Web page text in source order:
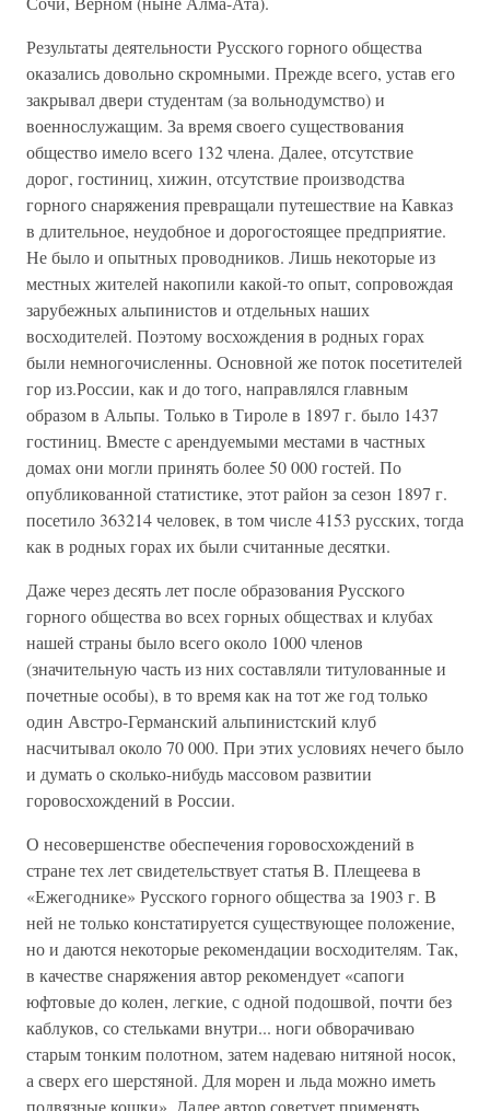
Результаты деятельности Русского горного общества
оказались довольно скромными. Прежде всего, устав его
закрывал двери студентам (за вольнодумство) и
военнослужащим. За время своего существования
общество имело всего 132 члена. Далее, отсутствие
дорог, гостиниц, хижин, отсутствие производства
горного снаряжения превращали путешествие на Кавказ
в длительное, неудобное и дорогостоящее предприятие.
Не было и опытных проводников. Лишь некоторые из
местных жителей накопили какой-то опыт, сопровождая
зарубежных альпинистов и отдельных наших
восходителей. Поэтому восхождения в родных горах
были немногочисленны. Основной же поток посетителей
гор из.России, как и до того, направлялся главным
образом в Альпы. Только в Тироле в 1897 г. было 1437
гостиниц. Вместе с арендуемыми местами в частных
домах они могли принять более 50 000 гостей. По
опубликованной статистике, этот район за сезон 1897 г.
посетило 363214 человек, в том числе 4153 русских, тогда
как в родных горах их были считанные десятки.
Даже через десять лет после образования Русского
горного общества во всех горных обществах и клубах
нашей страны было всего около 1000 членов
(значительную часть из них составляли титулованные и
почетные особы), в то время как на тот же год только
один Австро-Германский альпинистский клуб
насчитывал около 70 000. При этих условиях нечего было
и думать о сколько-нибудь массовом развитии
горовосхождений в России.
О несовершенстве обеспечения горовосхождений в
стране тех лет свидетельствует статья В. Плещеева в
«Ежегоднике» Русского горного общества за 1903 г. В
ней не только констатируется существующее положение,
но и даются некоторые рекомендации восходителям. Так,
в качестве снаряжения автор рекомендует «сапоги
юфтовые до колен, легкие, с одной подошвой, почти без
каблуков, со стельками внутри... ноги обворачиваю
старым тонким полотном, затем надеваю нитяной носок,
а сверх его шерстяной. Для морен и льда можно иметь
подвязные кошки». Далее автор советует применять